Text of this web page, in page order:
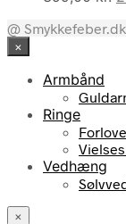
@ Smykkefeber.dk
×
Armbånd
Ringe
Vedhæng
×